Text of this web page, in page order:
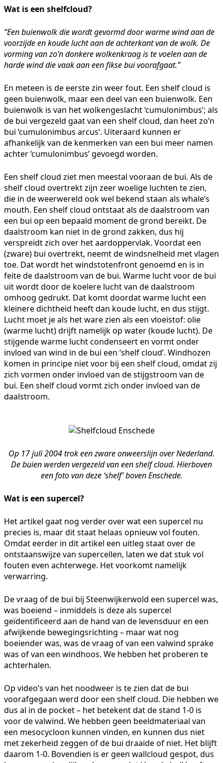
Wat is een shelfcloud?
“Een buienwolk die wordt gevormd door warme wind aan de
voorzijde en koude lucht aan de achterkant van de wolk. De
vorming van zo’n donkere wolkenkraag is te voelen aan de
harde wind die vaak aan een fikse bui voorafgaat.”
En meteen is de eerste zin weer fout. Een shelf cloud is
geen buienwolk, maar een deel van een buienwolk. Een
buienwolk is van het wolkengeslacht ‘cumulonimbus’; als
de bui vergezeld gaat van een shelf cloud, dan heet zo’n
bui ‘cumulonimbus arcus’. Uiteraard kunnen er
afhankelijk van de kenmerken van een bui meer namen
achter ‘cumulonimbus’ gevoegd worden.
Een shelf cloud ziet men meestal vooraan de bui. Als de
shelf cloud overtrekt zijn zeer woelige luchten te zien,
die in de weerwereld ook wel bekend staan als whale’s
mouth. Een shelf cloud ontstaat als de daalstroom van
een bui op een bepaald moment de grond bereikt. De
daalstroom kan niet in de grond zakken, dus hij
verspreidt zich over het aardoppervlak. Voordat een
(zware) bui overtrekt, neemt de windsnelheid met vlagen
toe. Dat wordt het windstotenfront genoemd en is in
feite de daalstroom van de bui. Warme lucht voor de bui
uit wordt door de koelere lucht van de daalstroom
omhoog gedrukt. Dat komt doordat warme lucht een
kleinere dichtheid heeft dan koude lucht, en dus stijgt.
Lucht moet je als het ware zien als een vloeistof: olie
(warme lucht) drijft namelijk op water (koude lucht). De
stijgende warme lucht condenseert en vormt onder
invloed van wind in de bui een ‘shelf cloud’. Windhozen
komen in principe niet voor bij een shelf cloud, omdat zij
zich vormen onder invloed van de stijgstroom van de
bui. Een shelf cloud vormt zich onder invloed van de
daalstroom.
Op 17 juli 2004 trok een zware onweerslijn over Nederland.
De buien werden vergezeld van een shelf cloud. Hierboven
een foto van deze ‘shelf’ boven Enschede.
Wat is een supercel?
Het artikel gaat nog verder over wat een supercel nu
precies is, maar dit staat helaas opnieuw vol fouten.
Omdat eerder in dit artikel een uitleg staat over de
ontstaanswijze van supercellen, laten we dat stuk vol
fouten even achterwege. Het voorkomt namelijk
verwarring.
De vraag of de bui bij Steenwijkerwold een supercel was,
was boeiend – inmiddels is deze als supercel
geïdentificeerd aan de hand van de levensduur en een
afwijkende bewegingsrichting – maar wat nog
boeiender was, was de vraag of van een valwind sprake
was of van een windhoos. We hebben het proberen te
achterhalen.
Op video’s van het noodweer is te zien dat de bui
voorafgegaan werd door een shelf cloud. Die hebben we
dus al in de pocket – het betekent dat de stand 1-0 is
voor de valwind. We hebben geen beeldmateriaal van
een mesocycloon kunnen vinden, en kunnen dus niet
met zekerheid zeggen of de bui draaide of niet. Het blijft
daarom 1-0. Bovendien is er geen wallcloud gespot, dus